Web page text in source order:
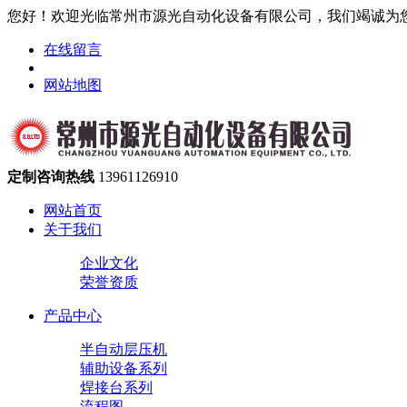
您好！欢迎光临常州市源光自动化设备有限公司，我们竭诚为
在线留言
网站地图
定制咨询热线 13961126910
网站首页
关于我们
企业文化
荣誉资质
产品中心
半自动层压机
辅助设备系列
焊接台系列